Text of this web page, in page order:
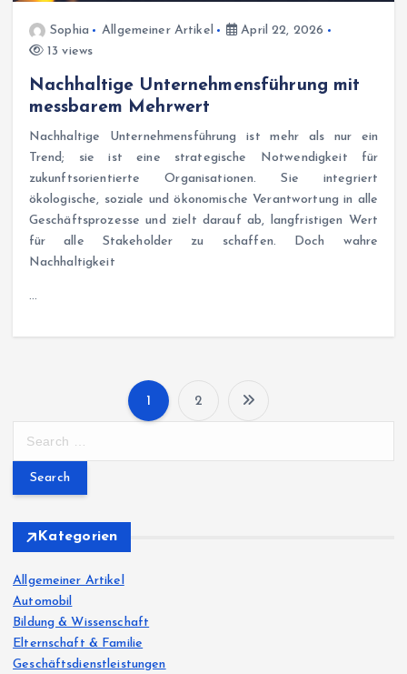
Sophia Allgemeiner Artikel
April 22, 2026
13 views
Nachhaltige Unternehmensführung mit
messbarem Mehrwert
Nachhaltige Unternehmensführung ist mehr als nur ein
Trend; sie ist eine strategische Notwendigkeit für
zukunftsorientierte Organisationen. Sie integriert
ökologische, soziale und ökonomische Verantwortung in alle
Geschäftsprozesse und zielt darauf ab, langfristigen Wert
für alle Stakeholder zu schaffen. Doch wahre
Nachhaltigkeit
…
P
o
1 2
r
f
o
r
:
Kategorien
Allgemeiner Artikel
Automobil
Bildung & Wissenschaft
Elternschaft & Familie
Geschäftsdienstleistungen